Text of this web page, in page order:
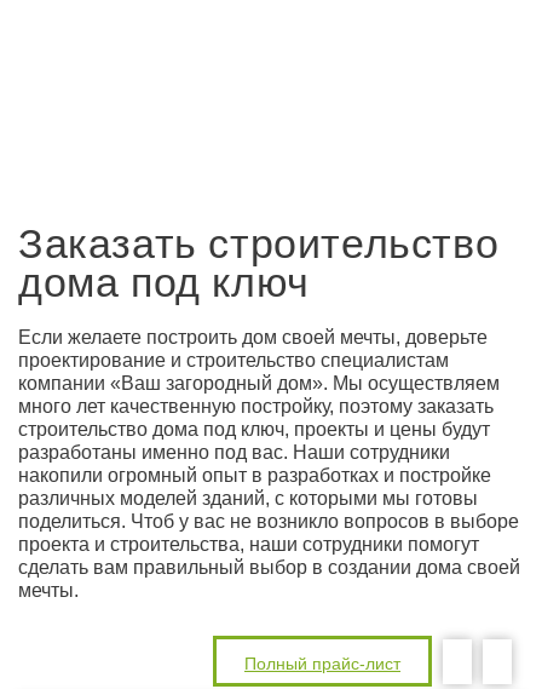
Заказать строительство
дома под ключ
Если желаете построить дом своей мечты, доверьте
проектирование и строительство специалистам
компании «Ваш загородный дом». Мы осуществляем
много лет качественную постройку, поэтому заказать
строительство дома под ключ, проекты и цены будут
разработаны именно под вас. Наши сотрудники
накопили огромный опыт в разработках и постройке
различных моделей зданий, с которыми мы готовы
поделиться. Чтоб у вас не возникло вопросов в выборе
проекта и строительства, наши сотрудники помогут
сделать вам правильный выбор в создании дома своей
мечты.
Полный прайс-лист